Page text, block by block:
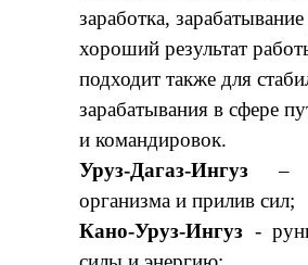
заработка,
хороший результат
подходит также для
зарабатывания в сфере
и командировок.
Уруз-Дагаз-Ингуз–
организма и прилив сил;
Кано-Уруз-Ингуз-